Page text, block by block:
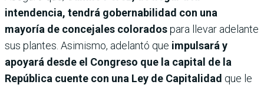
intendencia, tendrá gobernabilidad con una
mayoría de concejales coloradospara llevar adelante
sus plantes. Asimismo, adelantó que impulsará y
apoyará desde el Congreso que la capital de la
República cuente con una Ley de Capitalidad que le